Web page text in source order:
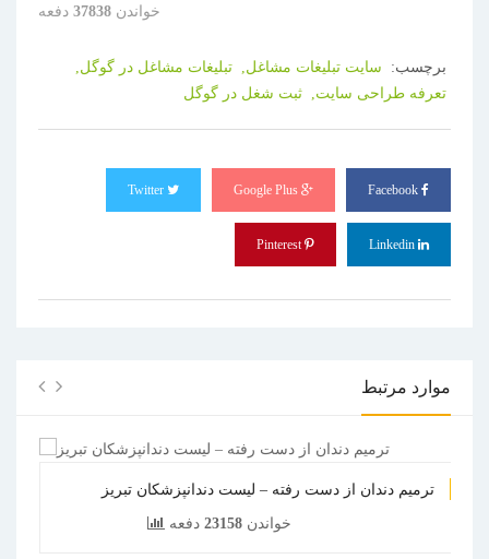
خواندن 37838 دفعه
برچسب: سایت تبلیغات مشاغل, تبلیغات مشاغل در گوگل,
تعرفه طراحی سایت, ثبت شغل در گوگل
Pinterest
موارد مرتبط
ترمیم دندان از دست رفته – لیست دندانپزشکان تبریز
خواندن 23158 دفعه